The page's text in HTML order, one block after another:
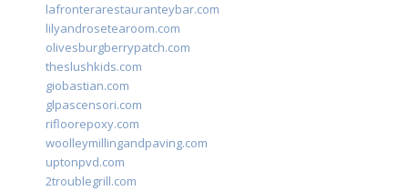
lafronterarestauranteybar.com
lilyandrosetearoom.com
olivesburgberrypatch.com
theslushkids.com
giobastian.com
glpascensori.com
rifloorepoxy.com
woolleymillingandpaving.com
uptonpvd.com
2troublegrill.com